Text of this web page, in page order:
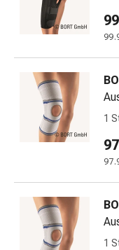
Herz
&
Kreislauf
1
1